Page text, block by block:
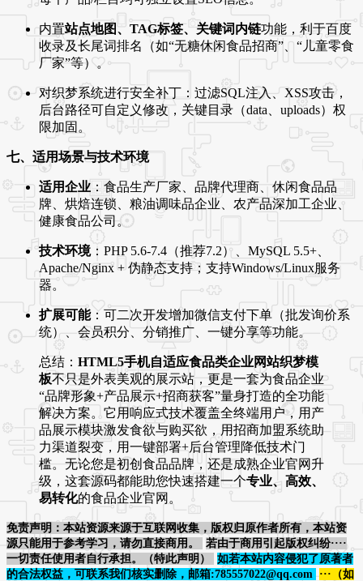
内置站点地图、TAG标签、关键词内链功能，利于百度
收录及长尾词排名（如“无糖休闲食品招商”、“儿童零食
厂家”等）。
对织梦系统进行安全补丁：过滤SQL注入、XSS攻击，
后台路径可自定义修改，关键目录（data、uploads）权
限加固。
七、适用场景与技术环境
适用企业 ：食品生产厂家、品牌代理商、休闲食品品
牌、烘焙连锁、粮油调味品企业、农产品深加工企业、
健康食品公司。
技术环境：PHP 5.6-7.4（推荐7.2）、MySQL 5.5+、
Apache/Nginx + 伪静态支持；支持Windows/Linux服务
器。
扩展可能：可二次开发增加微信支付下单（批发询价系
统）、会员积分、分销推广、一键分享等功能。
总结： HTML5手机自适应食品类企业网站织梦模
板不只是外表美观的展示站，更是一套为食品企业
“品牌形象+产品展示+招商获客”量身打造的全功能
解决方案。它用响应式技术覆盖全终端用户，用产
品展示模块激发食欲与购买欲，用招商加盟系统助
力渠道裂变，用一键部署+后台管理降低技术门
槛。无论您是初创食品品牌，还是成熟企业官网升
级，这套源码都能助您快速搭建一个专业、高效、
易转化的食品企业官网。
免责声明：本站资源来源于互联网收集，版权归原作者所有，本站资
源只能用于参考学习，请勿直接商用。
若由于商用引起版权纠纷····
一切责任使用者自行承担。（特此声明）
如若本站内容侵犯了原著者
的合法权益，可联系我们核实删除，邮箱:785557022@qq.com
···（如